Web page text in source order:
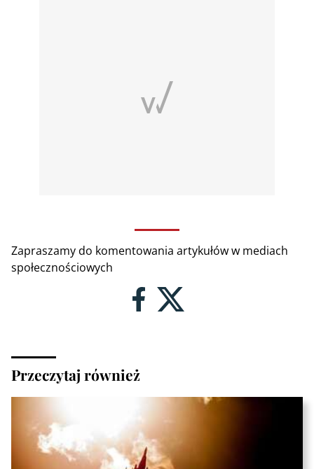
Zapraszamy do komentowania artykułów w mediach
społecznościowych
Przeczytaj również